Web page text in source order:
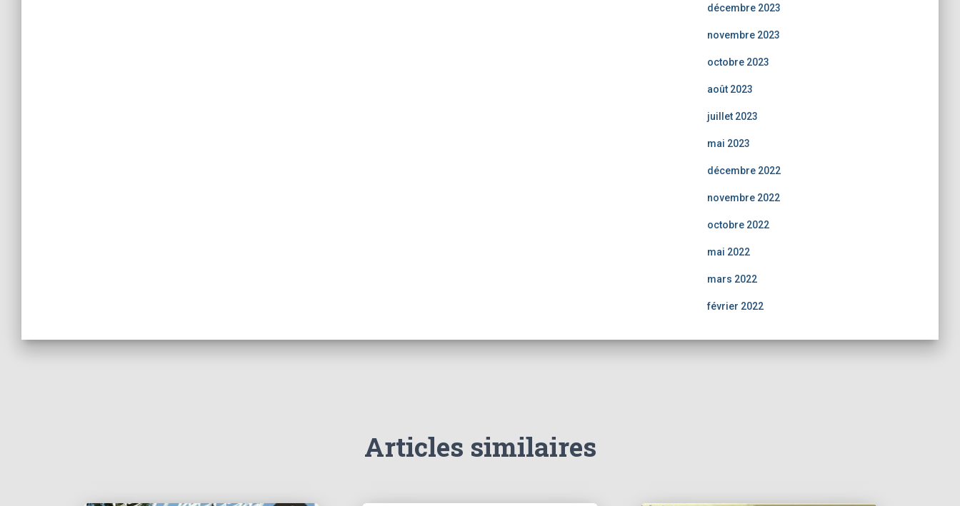
décembre 2023
novembre 2023
octobre 2023
août 2023
juillet 2023
mai 2023
décembre 2022
novembre 2022
octobre 2022
mai 2022
mars 2022
février 2022
Articles similaires